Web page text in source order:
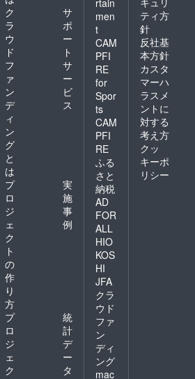
ク
ラ
ウ
ド
フ
ァ
ン
デ
ィ
ン
グ
と
は
サ
ポ
ー
ト
サ
ー
ビ
ス
プ
ロ
ジ
ェ
ク
ト
の
作
り
方
実
施
事
例
プ
ロ
ジ
ェ
ク
統
計
デ
ー
タ
rtain
men
t
CAM
PFI
RE
for
Spor
ts
CAM
PFI
RE
ふる
さと
納税
AD
FOR
ALL
HIO
KOS
HI
JFA
クラ
ウド
ファ
ン
ディ
ング
mac
ティ方
針
反社基
本方針
カスタ
マーハ
ラスメ
ントに
対する
考え方
クッ
キーポ
リシー